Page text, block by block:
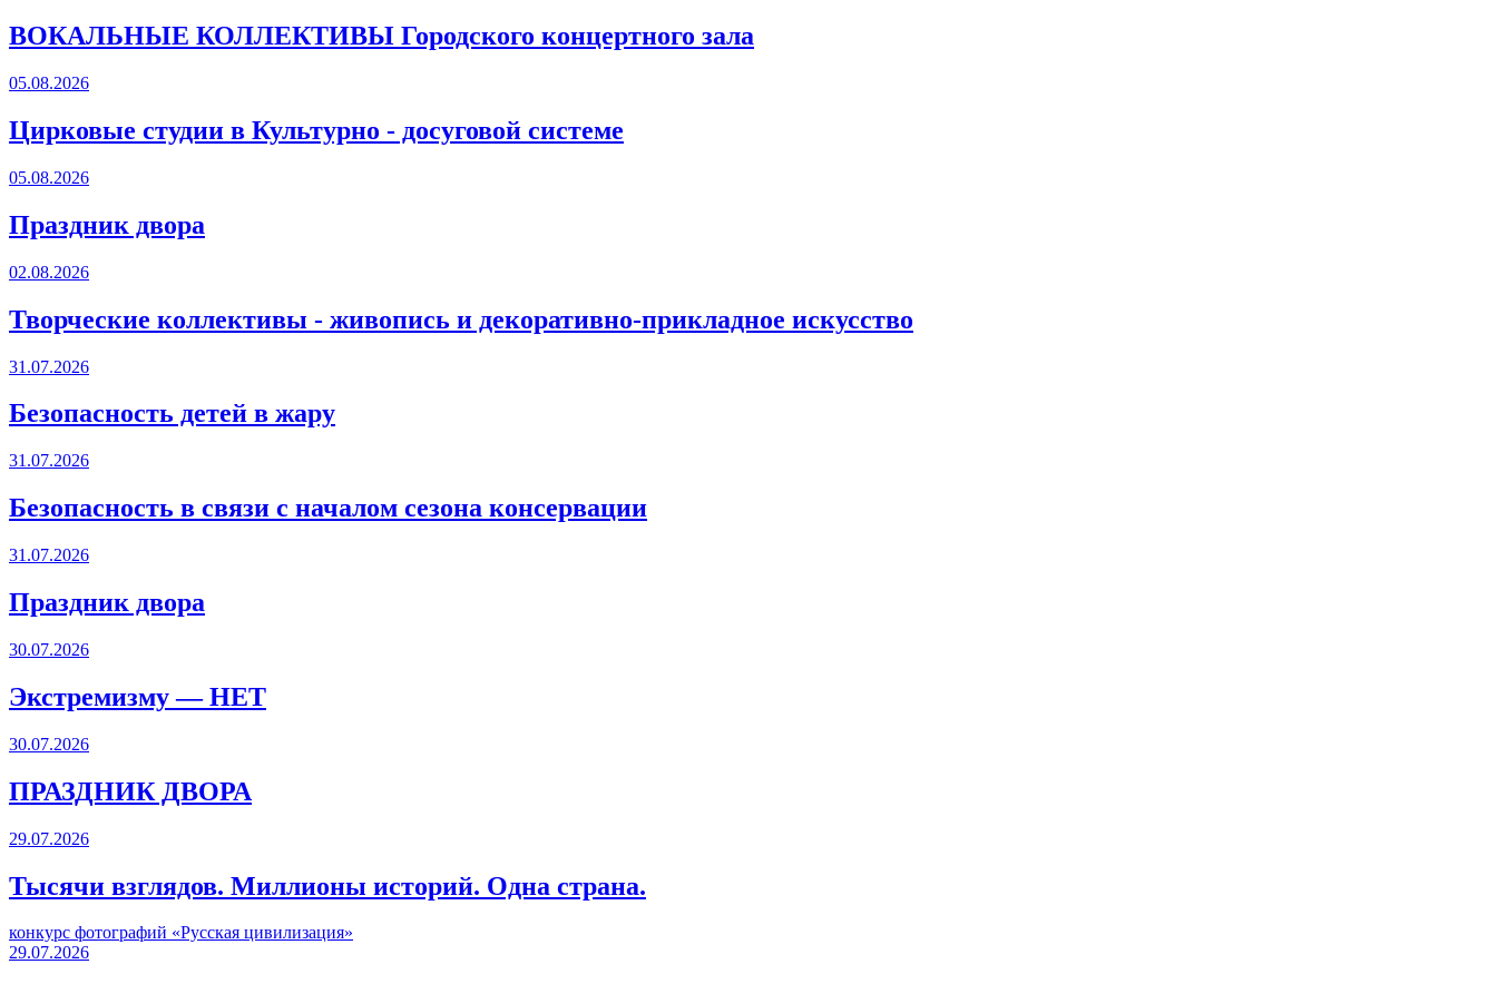
ВОКАЛЬНЫЕ КОЛЛЕКТИВЫ Городского концертного зала
05.08.2026
Цирковые студии в Культурно - досуговой системе
05.08.2026
Праздник двора
02.08.2026
Творческие коллективы - живопись и декоративно-прикладное искусство
31.07.2026
Безопасность детей в жару
31.07.2026
Безопасность в связи с началом сезона консервации
31.07.2026
Праздник двора
30.07.2026
Экстремизму — НЕТ
30.07.2026
ПРАЗДНИК ДВОРА️
29.07.2026
Тысячи взглядов. Миллионы историй. Одна страна.
конкурс фотографий «Русская цивилизация»
29.07.2026